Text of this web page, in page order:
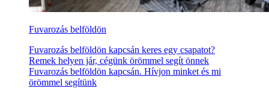
Fuvarozás belföldön
Fuvarozás belföldön kapcsán keres egy csapatot?
Remek helyen jár, cégünk örömmel segít önnek
Fuvarozás belföldön kapcsán. Hívjon minket és mi
örömmel segítünk